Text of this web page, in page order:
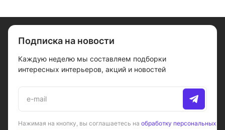
Подписка на новости
Каждую неделю мы составляем подборки
интересных интерьеров, акций и новостей
Нажимая на кнопку, вы соглашаетесь на обработку персональных